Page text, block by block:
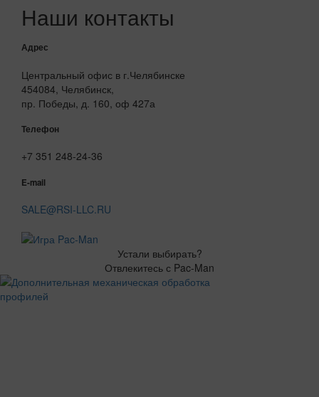
Наши контакты
Адрес
Центральный офис в г.Челябинске
454084, Челябинск,
пр. Победы, д. 160, оф 427а
Телефон
+7 351 248-24-36
E-mail
SALE@RSI-LLC.RU
Устали выбирать?
Отвлекитесь с Pac-Man